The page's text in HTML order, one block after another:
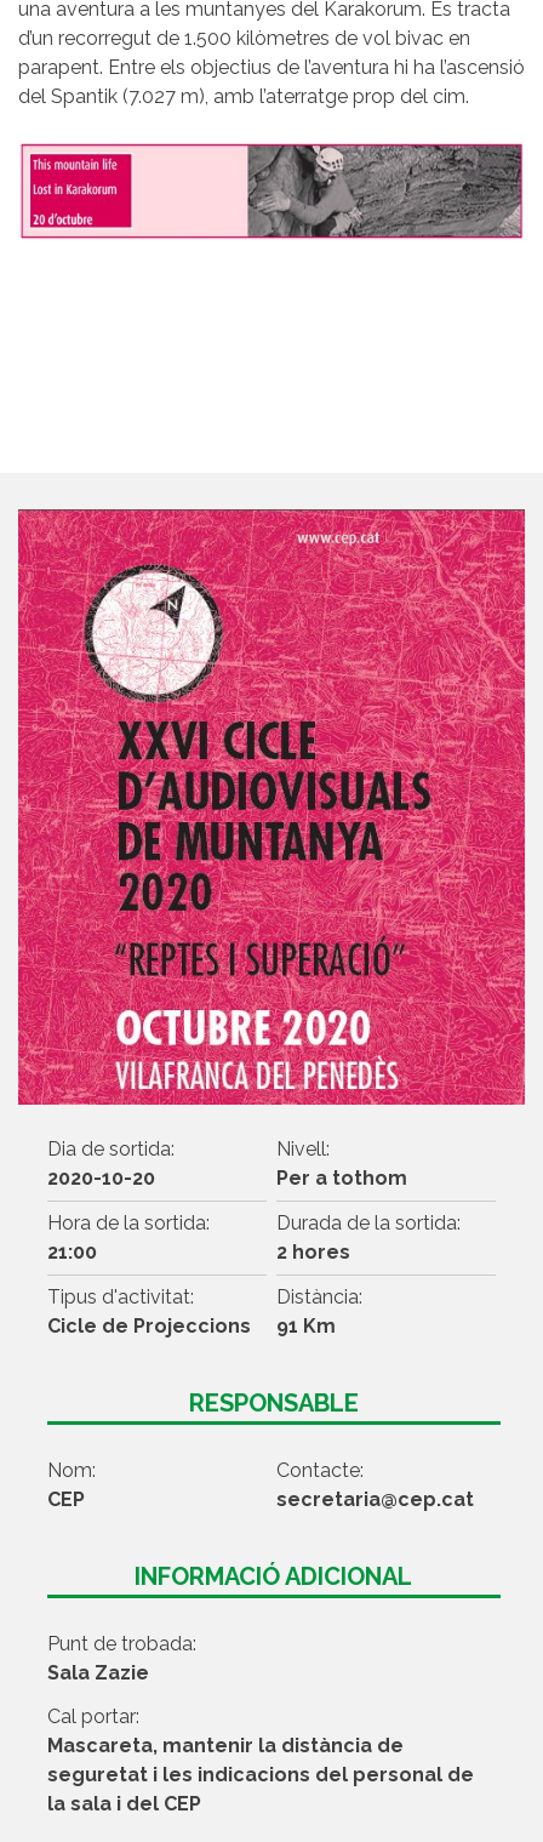
una aventura a les muntanyes del Karakorum. Es tracta
d’un recorregut de 1.500 kilòmetres de vol bivac en
parapent. Entre els objectius de l’aventura hi ha l’ascensió
del Spantik (7.027 m), amb l’aterratge prop del cim.
Dia de sortida:
2020-10-20
Nivell:
Per a tothom
Hora de la sortida:
21:00
Durada de la sortida:
2 hores
Tipus d'activitat:
Cicle de Projeccions
Distància:
91 Km
RESPONSABLE
Nom:
CEP
Contacte:
secretaria@cep.cat
INFORMACIÓ ADICIONAL
Punt de trobada:
Sala Zazie
Cal portar:
Mascareta, mantenir la distància de
seguretat i les indicacions del personal de
la sala i del CEP